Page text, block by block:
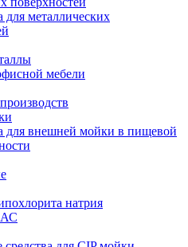
для металлических
мебели
для внешней мойки в пищевой
натрия